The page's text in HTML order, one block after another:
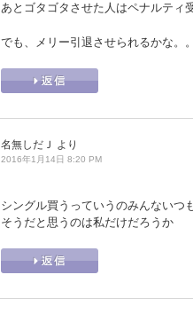
あとゴタゴタさせた人はペナルティ
でも、メリー引退させられるかな。。
名無しだＪ より
2016年1月14日 8:20 PM
シングル買うっていうのみんないつ
そうだと思うのは私だけだろうか